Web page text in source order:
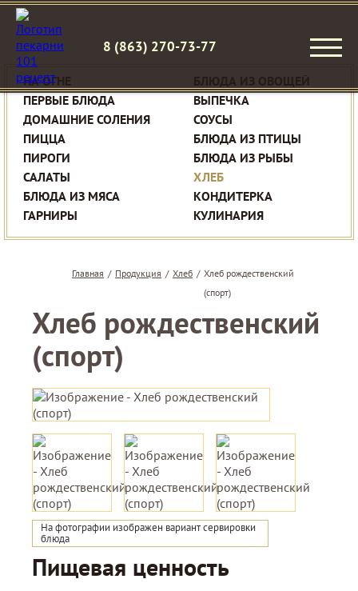
8 (863) 270-73-77
НА ОГНЕ
ПЕРВЫЕ БЛЮДА
ДОМАШНИЕ СОЛЕНИЯ
ПИЦЦА
ПИРОГИ
САЛАТЫ
БЛЮДА ИЗ МЯСА
ГАРНИРЫ
ВЫПЕЧКА
СОУСЫ
БЛЮДА ИЗ ПТИЦЫ
БЛЮДА ИЗ РЫБЫ
ХЛЕБ
КОНДИТЕРКА
КУЛИНАРИЯ
Главная / Продукция / Хлеб / Хлеб рождественский
(спорт)
Хлеб рождественский
(спорт)
На фотографии изображен вариант сервировки
блюда
Пищевая ценность